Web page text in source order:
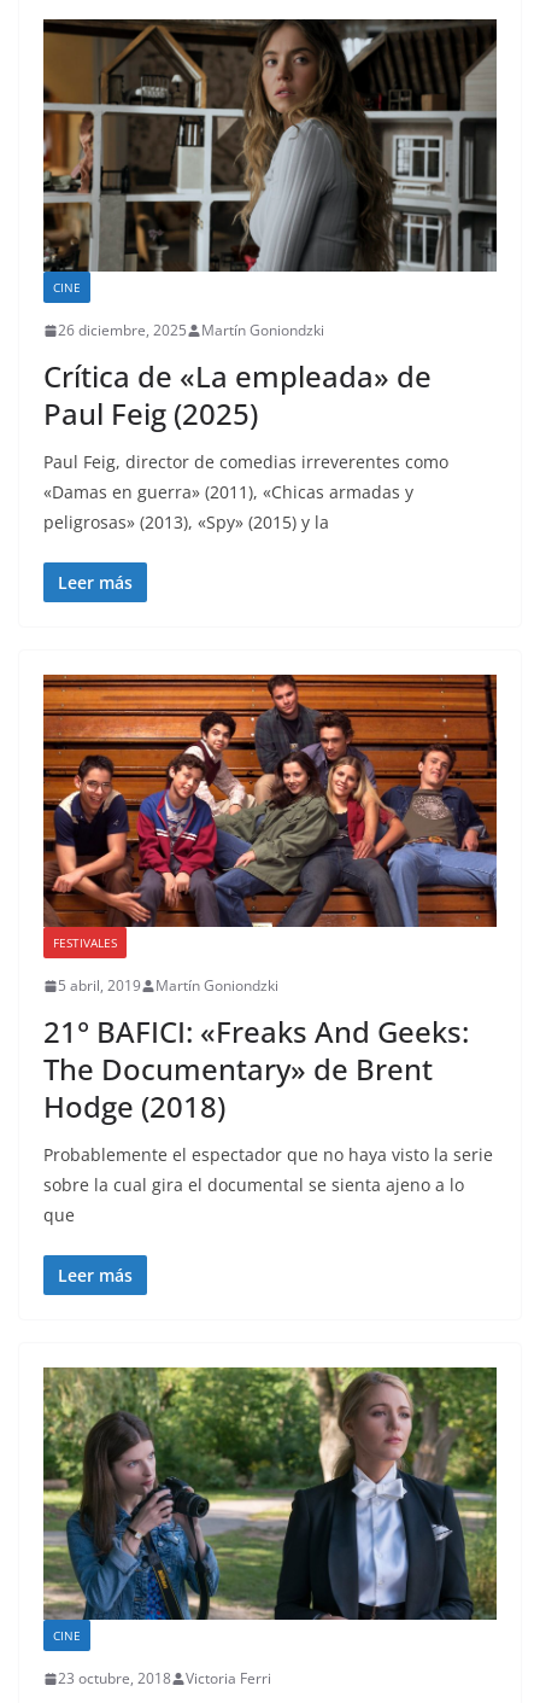
CINE
26 diciembre, 2025 Martín Goniondzki
Crítica de «La empleada» de
Paul Feig (2025)
Paul Feig, director de comedias irreverentes como
«Damas en guerra» (2011), «Chicas armadas y
peligrosas» (2013), «Spy» (2015) y la
Leer más
FESTIVALES
5 abril, 2019 Martín Goniondzki
21° BAFICI: «Freaks And Geeks:
The Documentary» de Brent
Hodge (2018)
Probablemente el espectador que no haya visto la serie
sobre la cual gira el documental se sienta ajeno a lo
que
Leer más
CINE
23 octubre, 2018 Victoria Ferri